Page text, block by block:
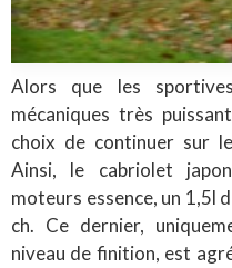
Alors que les
mécaniques très
choix de continuer sur
Ainsi, le cabriolet
moteurs essence, un 1,5l
ch. Ce dernier,
niveau de finition, est